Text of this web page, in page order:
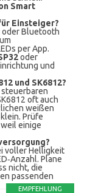
Smart
Einsteiger?
oder Bluetooth
per App.
oder
und
und SK6812?
oft auch
weißen
Prüfe
einige
voller Helligkeit
Plane
nicht, die
passenden
EMPFEHLUNG